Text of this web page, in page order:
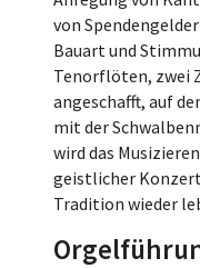
von
Bauart und
Tenorflöten, zwei
angeschafft, auf
mit der
wird das
geistlicher
Tradition wieder